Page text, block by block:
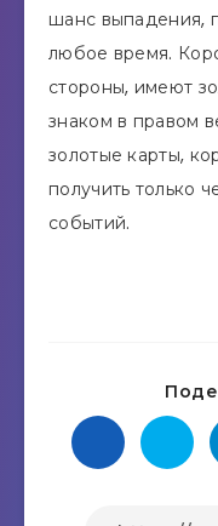
шанс выпадения,
любое время.
стороны, имеют
знаком в правом
золотые карты,
получить только
событий.